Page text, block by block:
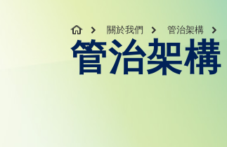
關於我們 管治架構
管治架構